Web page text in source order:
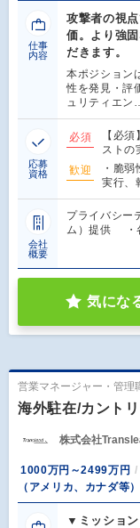
仕事
内容
攻撃者の視
価。より強
だきます。
本ポジション
性を発見・評
ュリティエン…
応募
資格
必須
【必
スト
歓迎
・脆
実行、
会社
概要
プライバシ
ム）提供 ・
気にな
営業マネージャー・管理
海外駐在/カント
株式会社
1000万円～2499万円
（アメリカ、カナダ等
▼ミッション